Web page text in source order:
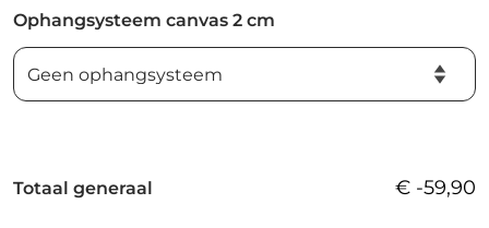
Ophangsysteem canvas 2 cm
Totaal generaal € -59,90